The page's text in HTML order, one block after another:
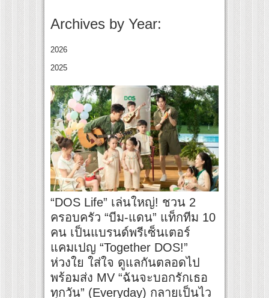
Archives by Year:
2026
2025
“DOS Life” เล่นใหญ่! ชวน 2
ครอบครัว “บีม-แดน” แท็กทีม 10
คน เป็นแบรนด์พรีเซ็นเตอร์
แคมเปญ “Together DOS!”
ห่วงใย ใส่ใจ ดูแลกันตลอดไป
พร้อมส่ง MV “ฉันจะบอกรักเธอ
ทุกวัน” (Everyday) กลายเป็นไว